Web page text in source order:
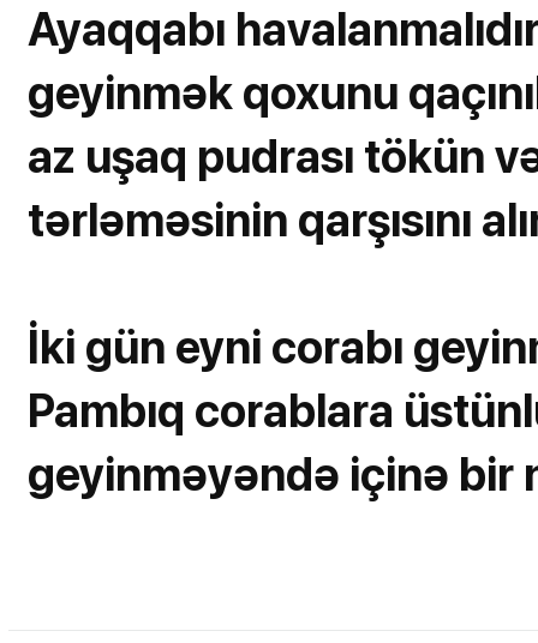
Ayaqqabı
geyinmək qoxunu
az uşaq pudrası tökün
tərləməsinin qarşısını
İki gün eyni corabı
Pambıq corablara
geyinməyəndə içinə bir